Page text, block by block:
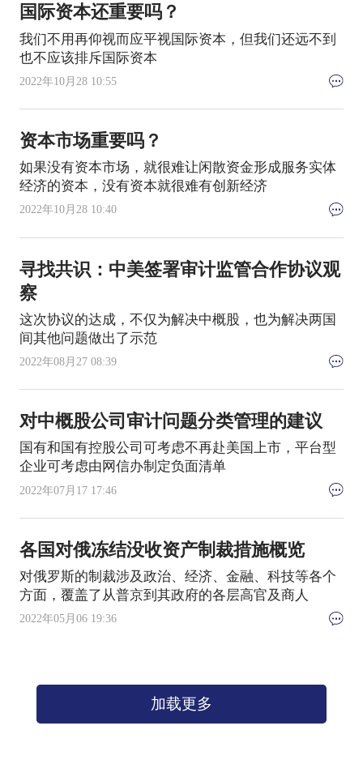
国际资本还重要吗？
我们不用再仰视而应平视国际资本，但我们还远不到
也不应该排斥国际资本
2022年10月28 10:55
资本市场重要吗？
如果没有资本市场，就很难让闲散资金形成服务实体
经济的资本，没有资本就很难有创新经济
2022年10月28 10:40
寻找共识：中美签署审计监管合作协议观
察
这次协议的达成，不仅为解决中概股，也为解决两国
间其他问题做出了示范
2022年08月27 08:39
对中概股公司审计问题分类管理的建议
国有和国有控股公司可考虑不再赴美国上市，平台型
企业可考虑由网信办制定负面清单
2022年07月17 17:46
各国对俄冻结没收资产制裁措施概览
对俄罗斯的制裁涉及政治、经济、金融、科技等各个
方面，覆盖了从普京到其政府的各层高官及商人
2022年05月06 19:36
加载更多